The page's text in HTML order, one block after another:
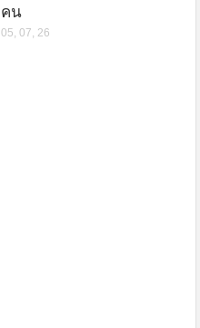
คน
05, 07, 26